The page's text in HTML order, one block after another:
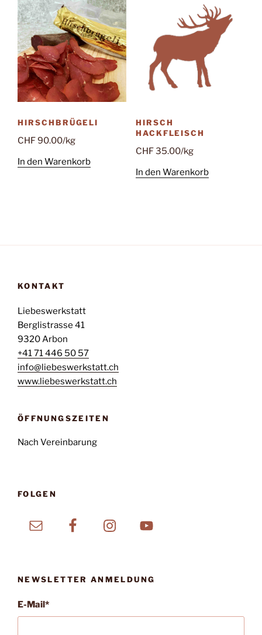
HIRSCHBRÜGELI
CHF90.00/kg
In den Warenkorb
HIRSCH
HACKFLEISCH
CHF35.00/kg
In den Warenkorb
KONTAKT
Liebeswerkstatt
Berglistrasse 41
9320 Arbon
+41 71 446 50 57
info@liebeswerkstatt.ch
www.liebeswerkstatt.ch
ÖFFNUNGSZEITEN
Nach Vereinbarung
FOLGEN
NEWSLETTER ANMELDUNG
E-Mail*